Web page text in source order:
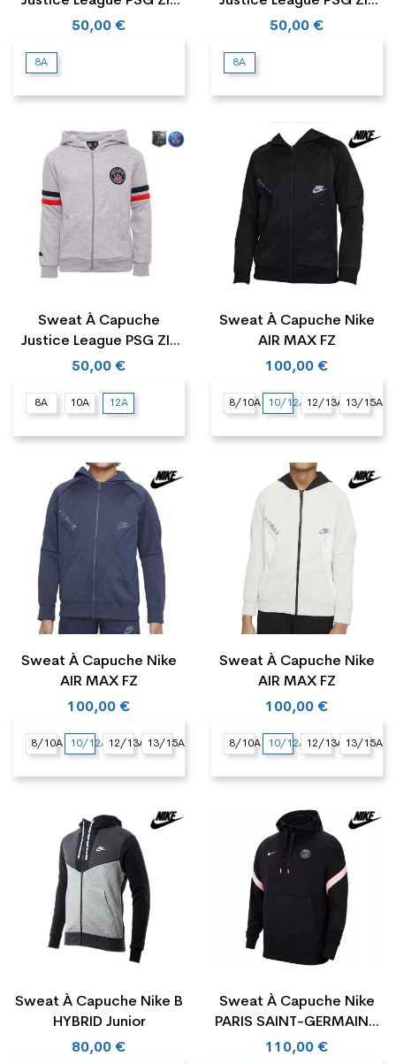
MBAPPE...
50,00 €
8A
NEYMAR...
50,00 €
8A
Sweat À Capuche
Justice League PSG ZIP
NEYMAR...
50,00 €
8A 10A 12A
Sweat À Capuche Nike
AIR MAX FZ
100,00 €
8/10A 10/12A 12/13A 13/15A
Sweat À Capuche Nike
AIR MAX FZ
100,00 €
8/10A 10/12A 12/13A 13/15A
Sweat À Capuche Nike
AIR MAX FZ
100,00 €
8/10A 10/12A 12/13A 13/15A
Sweat À Capuche Nike B
HYBRID Junior
80,00 €
Sweat À Capuche Nike
PARIS SAINT-GERMAIN...
110,00 €